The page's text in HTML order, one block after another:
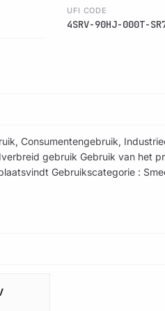
UFI CODE
4SRV-90HJ-000T-
Consumentengebruik,
gebruik Gebruik van het
Gebruikscategorie :